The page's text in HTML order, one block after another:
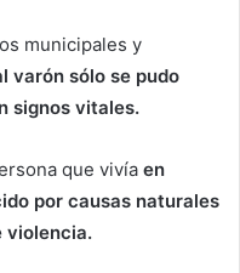
municipales y
varón sólo se pudo
signos vitales.
que vivía en
por causas naturales
violencia.